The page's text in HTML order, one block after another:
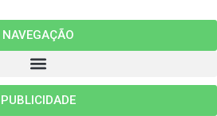
NAVEGAÇÃO
PUBLICIDADE